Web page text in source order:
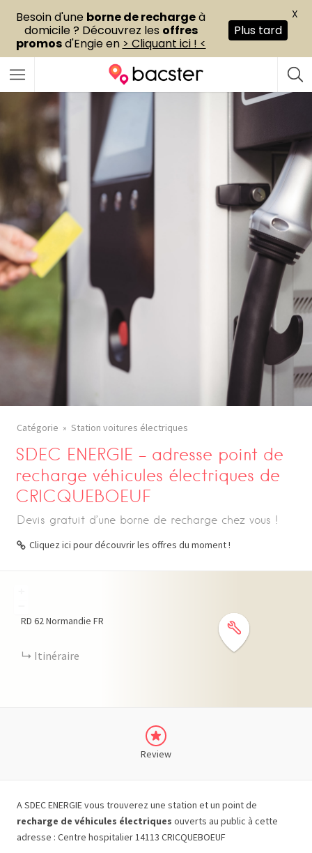
Catégorie Station voitures électriques
SDEC ENERGIE – adresse point de
recharge véhicules électriques de
CRICQUEBOEUF
Devis gratuit d’une borne de recharge chez vous !
Cliquez ici pour découvrir les offres du moment !
RD 62Normandie FR
Itinéraire
Review
A SDEC ENERGIE vous trouverez une station et un point de
recharge de véhicules électriques ouverts au public à cette
adresse : Centre hospitalier 14113 CRICQUEBOEUF
Besoin d'une borne de rechargeà
domicile ? Découvrez les offres
promosd'Engie en > Cliquant ici ! <
Plus tard
X